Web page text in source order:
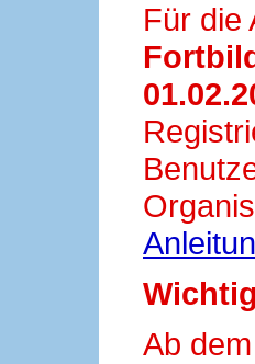
Für die
Ab dem